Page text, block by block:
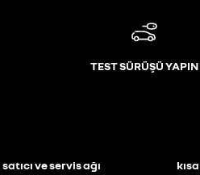
TEST SÜRÜŞÜ YAPIN
ve servis ağı